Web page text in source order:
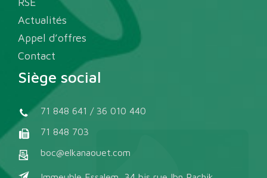
Actualités
Appel d’offres
Contact
Siège social
71 848 641 / 36 010 440
71 848 703
boc@elkanaouet.com